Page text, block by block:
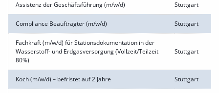
Assistenz der Geschäftsführung (m/w/d) Stuttgart
Compliance Beauftragter (m/w/d) Stuttgart
Fachkraft (m/w/d) für Stationsdokumentation in der
Wasserstoff- und Erdgasversorgung (Vollzeit/Teilzeit
80%)
Stuttgart
Koch (m/w/d) – befristet auf 2 Jahre Stuttgart